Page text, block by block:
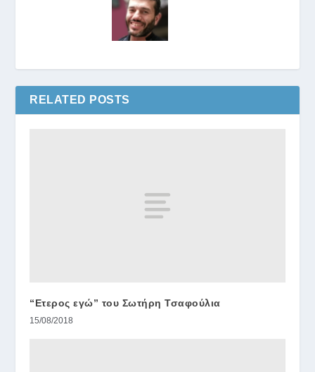
RELATED POSTS
“Ετερος εγώ” του Σωτήρη Τσαφούλια
15/08/2018